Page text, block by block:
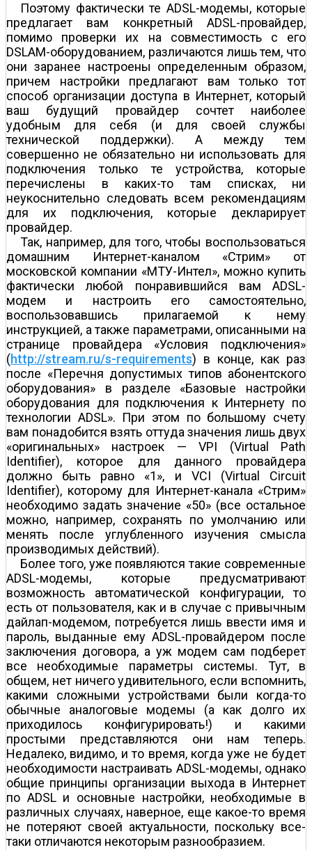
Поэтому фактически те ADSL-модемы, которые
предлагает вам конкретный ADSL-провайдер,
помимо проверки их на совместимость с его
DSLAM-оборудованием, различаются лишь тем, что
они заранее настроены определенным образом,
причем настройки предлагают вам только тот
способ организации доступа в Интернет, который
ваш будущий провайдер сочтет наиболее
удобным для себя (и для своей службы
технической поддержки). А между тем
совершенно не обязательно ни использовать для
подключения только те устройства, которые
перечислены в каких-то там списках, ни
неукоснительно следовать всем рекомендациям
для их подключения, которые декларирует
провайдер.
Так, например, для того, чтобы воспользоваться
домашним Интернет-каналом «Стрим» от
московской компании «МТУ-Интел», можно купить
фактически любой понравившийся вам ADSL-
модем и настроить его самостоятельно,
воспользовавшись прилагаемой к нему
инструкцией, а также параметрами, описанными на
странице провайдера «Условия подключения»
(http://stream.ru/s-requirements) в конце, как раз
после «Перечня допустимых типов абонентского
оборудования» в разделе «Базовые настройки
оборудования для подключения к Интернету по
технологии ADSL». При этом по большому счету
вам понадобится взять оттуда значения лишь двух
«оригинальных» настроек — VPI (Virtual Path
Identifier), которое для данного провайдера
должно быть равно «1», и VCI (Virtual Circuit
Identifier), которому для Интернет-канала «Стрим»
необходимо задать значение «50» (все остальное
можно, например, сохранять по умолчанию или
менять после углубленного изучения смысла
производимых действий).
Более того, уже появляются такие современные
ADSL-модемы, которые предусматривают
возможность автоматической конфигурации, то
есть от пользователя, как и в случае с привычным
дайлап-модемом, потребуется лишь ввести имя и
пароль, выданные ему ADSL-провайдером после
заключения договора, а уж модем сам подберет
все необходимые параметры системы. Тут, в
общем, нет ничего удивительного, если вспомнить,
какими сложными устройствами были когда-то
обычные аналоговые модемы (а как долго их
приходилось конфигурировать!) и какими
простыми представляются они нам теперь.
Недалеко, видимо, и то время, когда уже не будет
необходимости настраивать ADSL-модемы, однако
общие принципы организации выхода в Интернет
по ADSL и основные настройки, необходимые в
различных случаях, наверное, еще какое-то время
не потеряют своей актуальности, поскольку все-
таки отличаются некоторым разнообразием.